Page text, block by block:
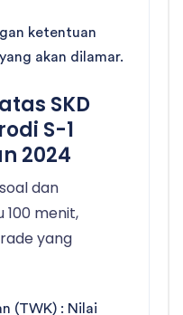
ketentuan
akan dilamar.
SKD
S-1
2024
dan
menit,
yang
(TWK) : Nilai